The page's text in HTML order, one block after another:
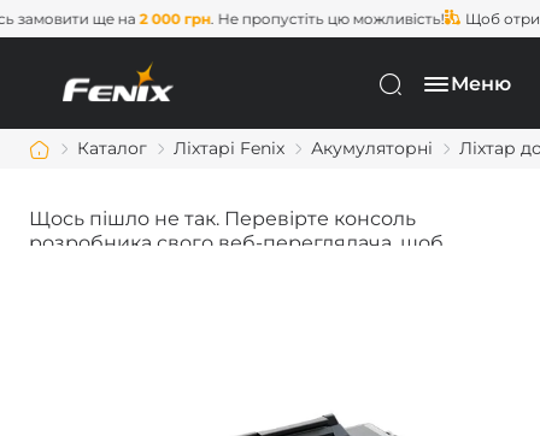
ще на2 000 грн . Не пропустіть цю можливість! Щоб
Меню
Каталог Ліхтарі Fenix Акумуляторні Ліхтар
Щось пішло не так. Перевірте консоль
розробника свого веб-переглядача, щоб